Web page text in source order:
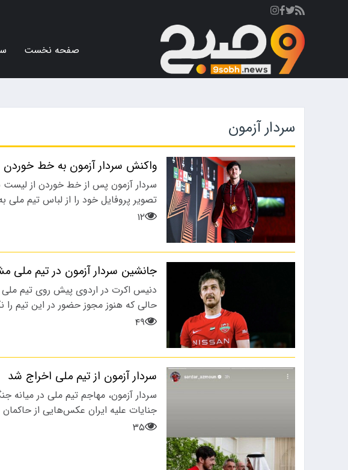
صفحه نخست
سردار آزمون
واکنش سردار آزمون به خط
تصویر پروفایل خود را از لباس تیم ملی
۱۲
جانشین سردار آزمون در تیم
دنیس اکرت در اردوی پیش روی تیم
حالی که هنوز مجوز حضور در این تیم را
۴۹
سردار آزمون از تیم ملی اخراج شد
سردار آزمون، مهاجم تیم ملی در میانه
جنایات علیه ایران عکس‌هایی از حاکمان
۳۵
ورزشی
به نظر می رسد باشگاه
پرسپولیس با…
اجتماعی
زن جوان که
را با خودرو…